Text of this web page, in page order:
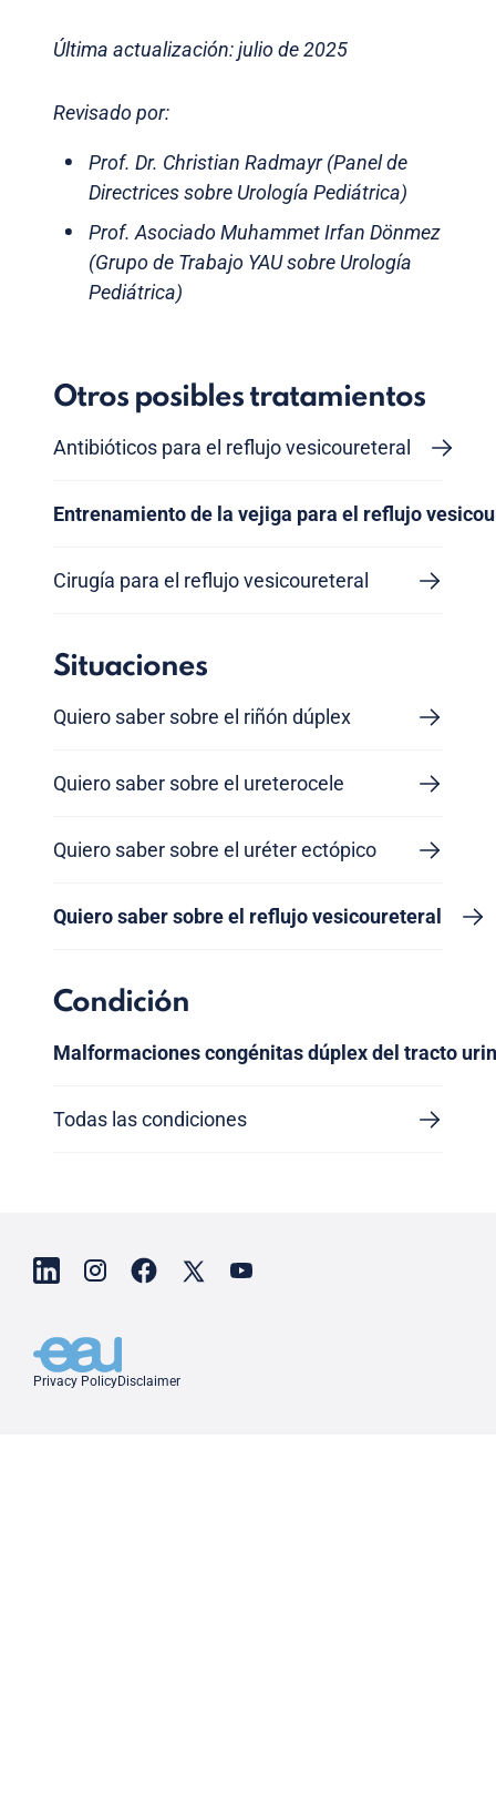
Última actualización: julio de 2025
Revisado por:
Prof. Dr. Christian Radmayr (Panel de
Directrices sobre Urología Pediátrica)
Prof. Asociado Muhammet Irfan Dönmez
(Grupo de Trabajo YAU sobre Urología
Pediátrica)
Otros posibles tratamientos
Antibióticos para el reflujo vesicoureteral
Entrenamiento de la vejiga para el reflujo
Cirugía para el reflujo vesicoureteral
Situaciones
Quiero saber sobre el riñón dúplex
Quiero saber sobre el ureterocele
Quiero saber sobre el uréter ectópico
Quiero saber sobre el reflujo vesicoureteral
Condición
Malformaciones congénitas dúplex del tracto
Todas las condiciones
Privacy PolicyDisclaimer